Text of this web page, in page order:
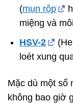
(mụn rộp
miệng và
HSV-2
loét xung
Mặc dù một số
không bao giờ